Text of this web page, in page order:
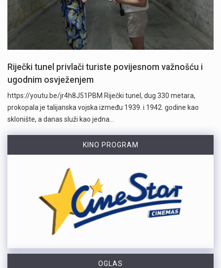
Riječki tunel privlači turiste povijesnom važnošću i
ugodnim osvježenjem
https://youtu.be/jr4h8J51PBM Riječki tunel, dug 330 metara,
prokopala je talijanska vojska između 1939. i 1942. godine kao
sklonište, a danas služi kao jedna…
KINO PROGRAM
OGLAS